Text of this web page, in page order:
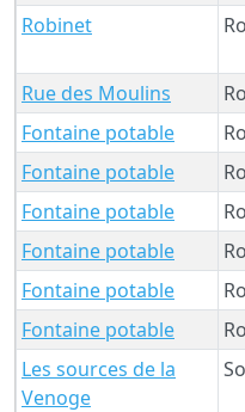
Robinet
Rue des Moulins
Fontaine potable
Fontaine potable
Fontaine potable
Fontaine potable
Fontaine potable
Fontaine potable
Les sources de la
Venoge